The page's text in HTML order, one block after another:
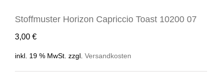
Stoffmuster Horizon Capriccio Toast 10200 07
3,00 €
inkl. 19 % MwSt. zzgl. Versandkosten